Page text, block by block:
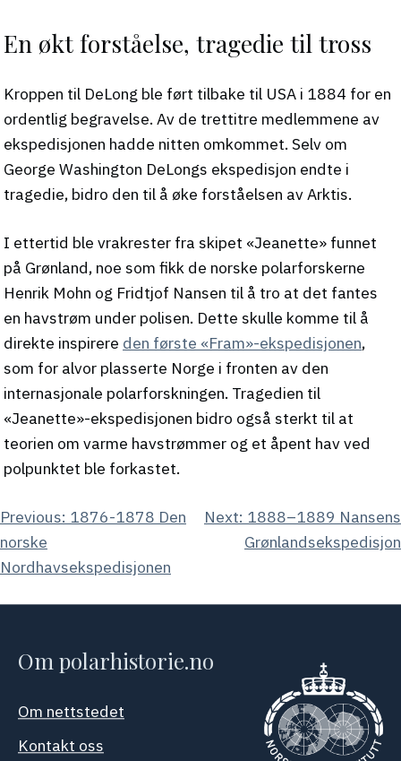
En økt forståelse, tragedie til tross
Kroppen til DeLong ble ført tilbake til USA i 1884 for en
ordentlig begravelse. Av de trettitre medlemmene av
ekspedisjonen hadde nitten omkommet. Selv om
George Washington DeLongs ekspedisjon endte i
tragedie, bidro den til å øke forståelsen av Arktis.
I ettertid ble vrakrester fra skipet «Jeanette» funnet
på Grønland, noe som fikk de norske polarforskerne
Henrik Mohn og Fridtjof Nansen til å tro at det fantes
en havstrøm under polisen. Dette skulle komme til å
direkte inspirere den første «Fram»-ekspedisjonen,
som for alvor plasserte Norge i fronten av den
internasjonale polarforskningen. Tragedien til
«Jeanette»-ekspedisjonen bidro også sterkt til at
teorien om varme havstrømmer og et åpent hav ved
polpunktet ble forkastet.
Innleggsnavigasjon
Previous: 1876-1878 Den
norske
Nordhavsekspedisjonen
Next: 1888–1889 Nansens
Grønlandsekspedisjon
Om polarhistorie.no
Om nettstedet
Kontakt oss